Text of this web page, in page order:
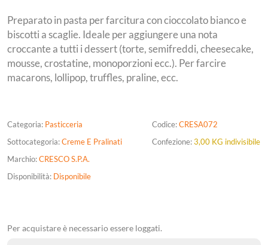
Preparato in pasta per farcitura con cioccolato bianco e
biscotti a scaglie. Ideale per aggiungere una nota
croccante a tutti i dessert (torte, semifreddi, cheesecake,
mousse, crostatine, monoporzioni ecc.). Per farcire
macarons, lollipop, truffles, praline, ecc.
Categoria: Pasticceria
Sottocategoria:Creme E Pralinati
Marchio:CRESCO S.P.A.
Disponibilità: Disponibile
Codice:CRESA072
Confezione:3,00 KG indivisibile
Per acquistare è necessario essere loggati.